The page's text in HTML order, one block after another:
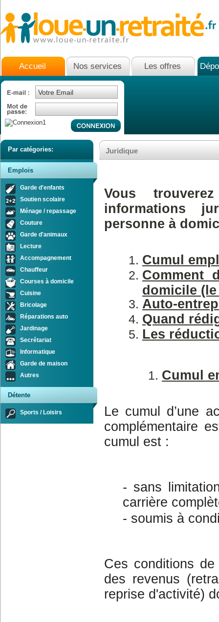
Accueil Nos services Les offres
Par catégories:
Emplois
Garde d'enfants
Soutien scolaire
Ménage / repassage
Couture
Garde d'animaux
Lecture
Accompagnement
Chauffeur
Courses à domicile
Cuisine
Bricolage
Réparations auto
Jardinage
Secrétariat
Informatique
Garde de maison
Autres
Détente
Sports / Loisirs
Juridique
Vous
informations
personne à
Cumul
Comment
domicile
Auto-
Quand
Les
Cumul
Le cumul d’une
complémentaire
cumul est :
- sans
carrière
- soumis à
Ces conditions
des revenus
reprise d'activité)